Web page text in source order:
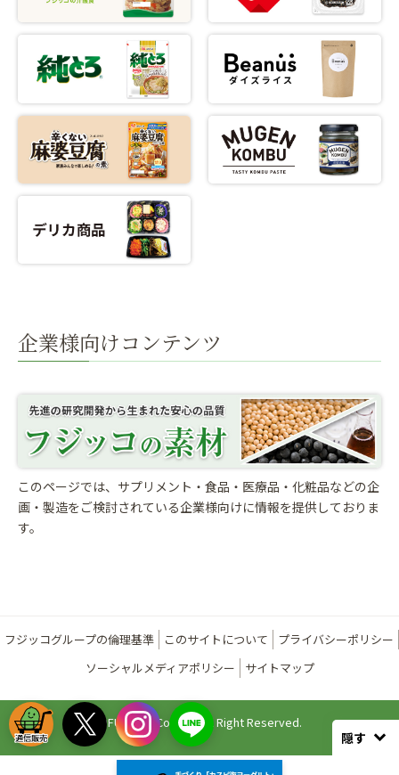
企業様向けコンテンツ
このページでは、サプリメント・食品・医療品・化粧品などの企
画・製造をご検討されている企業様向けに情報を提供しておりま
す。
フジッコグループの倫理基準 このサイトについて
プライバシーポリシー
ソーシャルメディアポリシー
サイトマップ
©FUJICCO Co., Ltd. All Right Reserved.